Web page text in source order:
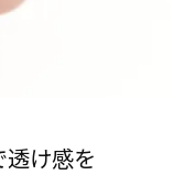
け感を